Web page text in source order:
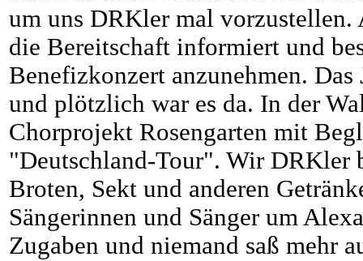
um uns DRKler mal
die Bereitschaft informiert und
Benefizkonzert anzunehmen.
und plötzlich war es da. In der
Chorprojekt Rosengarten mit
"Deutschland-Tour". Wir DRKler
Broten, Sekt und anderen
Sängerinnen und Sänger um
Zugaben und niemand saß mehr